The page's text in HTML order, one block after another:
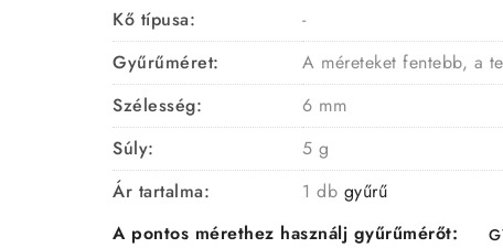
Kő típusa:
-
Gyűrűméret:
A méreteket fentebb, a
Szélesség:
6 mm
Súly:
5 g
Ár tartalma:
1 db gyűrű
A pontos mérethez használj gyűrűmérőt: